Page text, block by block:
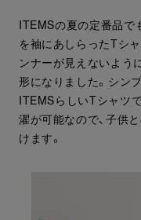
ITEMSの夏の定番品で
を袖にあしらったTシ
ンナーが見えないよう
形になりました。シン
ITEMSらしいTシャツ
濯が可能なので、子供
けます。